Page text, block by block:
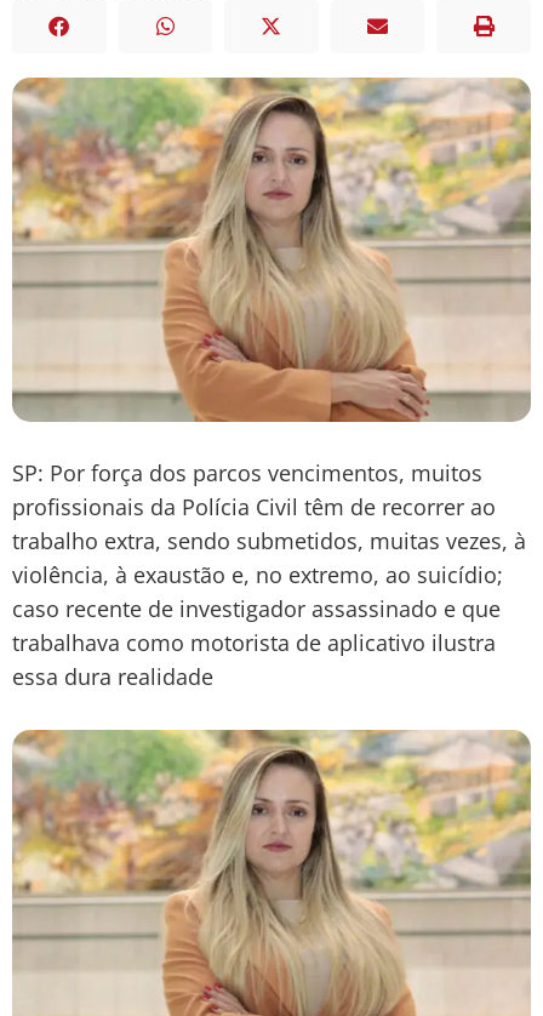
SP: Por força dos parcos vencimentos, muitos
profissionais da Polícia Civil têm de recorrer ao
trabalho extra, sendo submetidos, muitas vezes, à
violência, à exaustão e, no extremo, ao suicídio;
caso recente de investigador assassinado e que
trabalhava como motorista de aplicativo ilustra
essa dura realidade